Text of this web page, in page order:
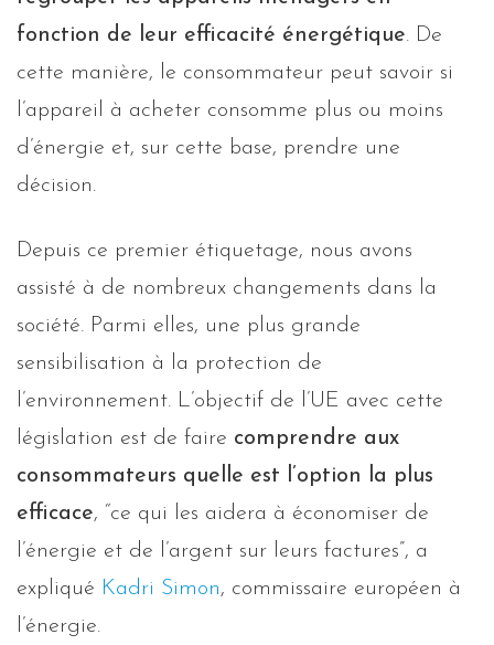
fonction de leur efficacité énergétique. De
cette manière, le consommateur peut savoir si
l’appareil à acheter consomme plus ou moins
d’énergie et, sur cette base, prendre une
décision.
Depuis ce premier étiquetage, nous avons
assisté à de nombreux changements dans la
société. Parmi elles, une plus grande
sensibilisation à la protection de
l’environnement. L’objectif de l’UE avec cette
législation est de faire comprendre aux
consommateurs quelle est l’option la plus
efficace, “ce qui les aidera à économiser de
l’énergie et de l’argent sur leurs factures”, a
expliqué Kadri Simon, commissaire européen à
l’énergie.